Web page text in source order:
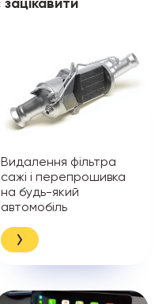
Видалення фільтра
сажі і перепрошивка
на будь-який
автомобіль